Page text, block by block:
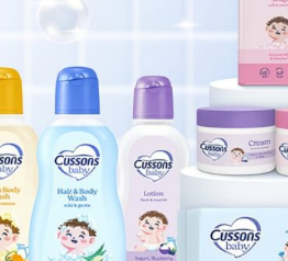
Lihat semua produk